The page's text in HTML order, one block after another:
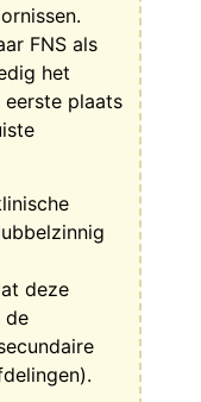
FNS als
het
plaats
deze
de